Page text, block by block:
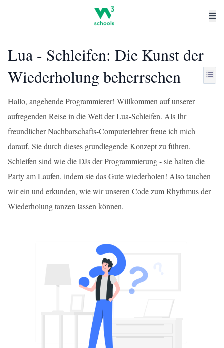
Lua - Schleifen: Die Kunst der
Wiederholung beherrschen
Hallo, angehende Programmierer! Willkommen auf unserer
aufregenden Reise in die Welt der Lua-Schleifen. Als Ihr
freundlicher Nachbarschafts-Computerlehrer freue ich mich
darauf, Sie durch dieses grundlegende Konzept zu führen.
Schleifen sind wie die DJs der Programmierung - sie halten die
Party am Laufen, indem sie das Gute wiederholen! Also tauchen
wir ein und erkunden, wie wir unseren Code zum Rhythmus der
Wiederholung tanzen lassen können.